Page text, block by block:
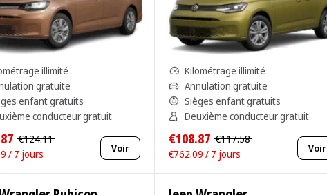
illimité
gratuite
enfant gratuits
conducteur gratuit
€124.11
/ 7 jours
Voir
Kilométrage illimité
Annulation gratuite
Sièges enfant gratuits
Deuxième conducteur gratuit
€108.87 €117.58
€762.09 / 7 jours
Voir